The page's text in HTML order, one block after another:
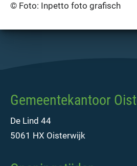
© Foto: Inpetto foto grafisch
Gemeentekantoor
De Lind 44
5061 HX Oisterwijk